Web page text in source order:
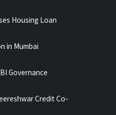
Housing Loan
in Mumbai
Governance
Credit Co-